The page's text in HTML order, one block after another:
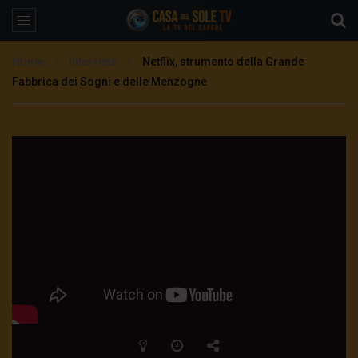
Netflix, strumento della Grande
Fabbrica dei Sogni e delle Menzogne